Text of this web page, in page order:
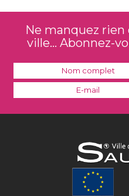
Ne manquez rien
ville... Abonnez-